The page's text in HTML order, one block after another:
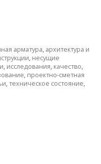
арматура, архитектура и
, несущие
, исследования, качество,
, проектно-сметная
,техническое состояние,